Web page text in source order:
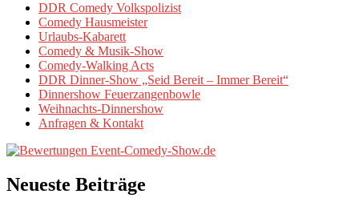
DDR Comedy Volkspolizist
Comedy Hausmeister
Urlaubs-Kabarett
Comedy & Musik-Show
Comedy-Walking Acts
DDR Dinner-Show „Seid Bereit – Immer Bereit“
Dinnershow Feuerzangenbowle
Weihnachts-Dinnershow
Anfragen & Kontakt
Neueste Beiträge